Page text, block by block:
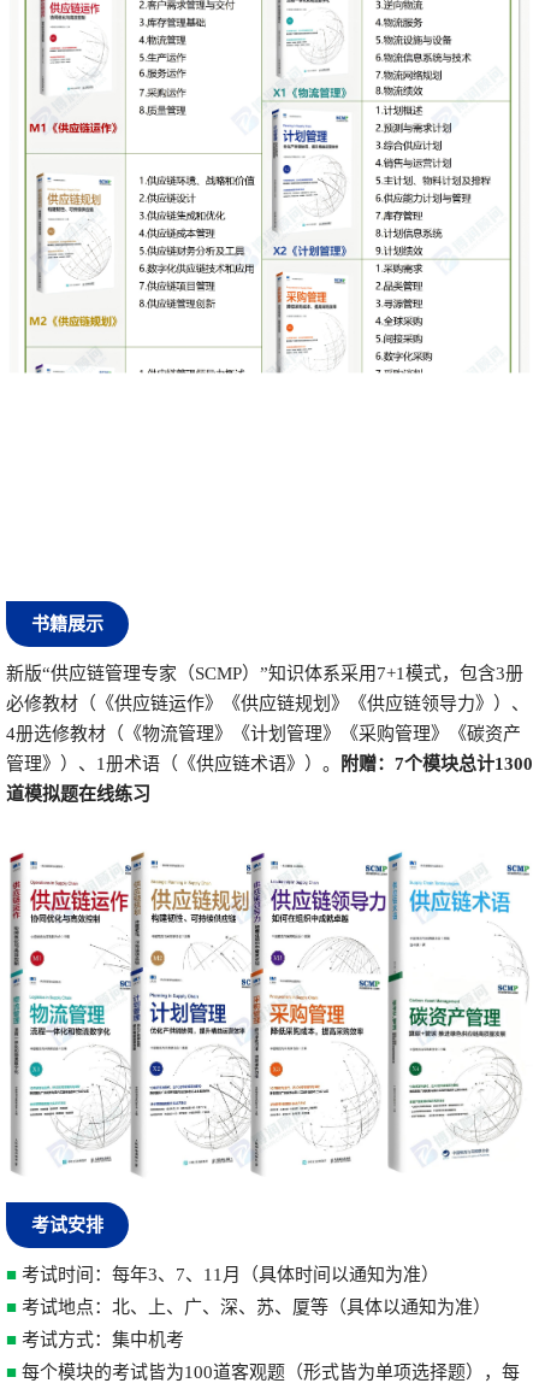
书籍展示
新版“供应链管理专家（SCMP）”知识体系采用7+1模式，包含3册
必修教材（《供应链运作》《供应链规划》《供应链领导力》）、
4册选修教材（《物流管理》《计划管理》《采购管理》《碳资产
管理》）、1册术语（《供应链术语》）。
附赠： 7个模块总计1300
道模拟题在线练习
考试安排
■ 考试时间：每年3、7、11月（具体时间以通知为准）
■ 考试地点：北、上、广、深、苏、厦等（具体以通知为准）
■ 考试方式：集中机考
■ 每个模块的考试皆为100道客观题（形式皆为单项选择题），每